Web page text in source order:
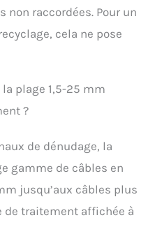
rapidement et
en fonction de
et
à faire
par la fente
est prêt à
en cas de
COMPACT ET
: Ce dénudeur
non raccordées. Pour un
cela ne pose
plage 1,5-25 mm
?
de dénudage, la
gamme de câbles en
jusqu’aux câbles plus
de traitement affichée à